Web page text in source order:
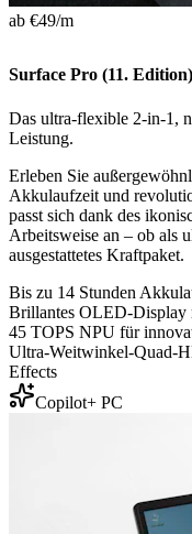
ab €49/m
Surface Pro (11. Edition)
Das ultra-flexible 2-in-1,
Leistung.
Erleben Sie
Akkulaufzeit und
passt sich dank des
Arbeitsweise an – ob als
ausgestattetes Kraftpaket.
Bis zu 14 Stunden
Brillantes OLED-
45 TOPS NPU für
Ultra-Weitwinkel-Quad-
Effects
Copilot+ PC